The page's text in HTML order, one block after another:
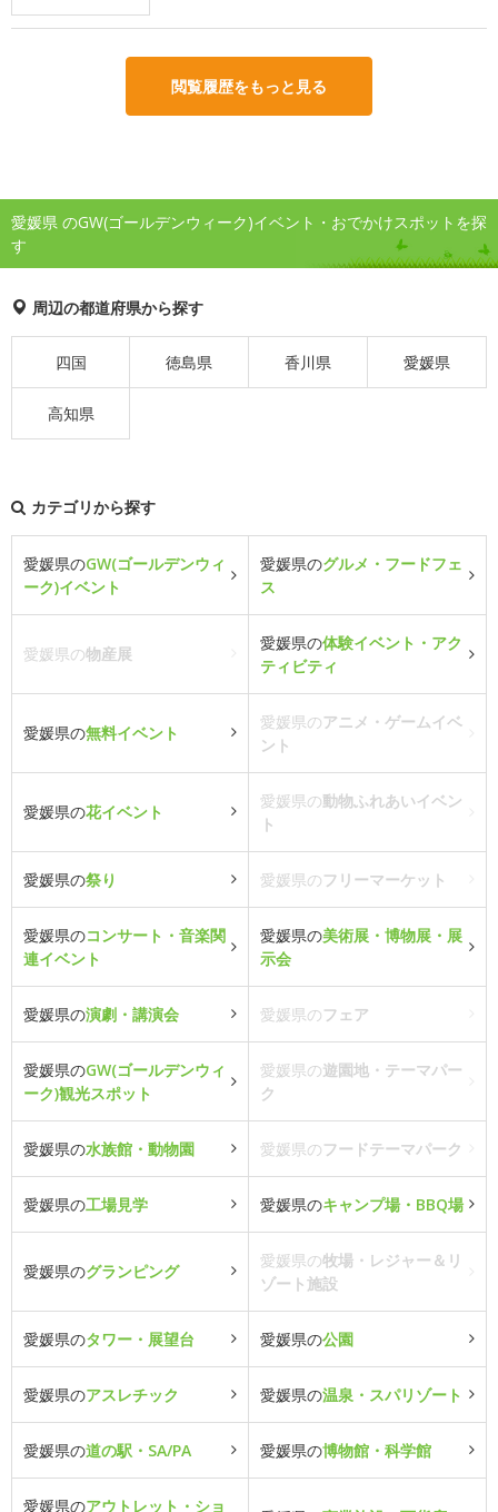
閲覧履歴をもっと見る
愛媛県 のGW(ゴールデンウィーク)イベント・おでかけスポットを探
す
周辺の都道府県から探す
四国 徳島県 香川県 愛媛県
高知県
カテゴリから探す
愛媛県のGW(ゴールデンウィ
ーク)イベント
愛媛県のグルメ・フードフェ
ス
愛媛県の物産展
愛媛県の体験イベント・アク
ティビティ
愛媛県の無料イベント
愛媛県のアニメ・ゲームイベ
ント
愛媛県の花イベント
愛媛県の動物ふれあいイベン
ト
愛媛県の祭り 愛媛県のフリーマーケット
愛媛県のコンサート・音楽関
連イベント
愛媛県の美術展・博物展・展
示会
愛媛県の演劇・講演会 愛媛県のフェア
愛媛県のGW(ゴールデンウィ
ーク)観光スポット
愛媛県の遊園地・テーマパー
ク
愛媛県の水族館・動物園 愛媛県のフードテーマパーク
愛媛県の工場見学 愛媛県のキャンプ場・BBQ場
愛媛県のグランピング
愛媛県の牧場・レジャー＆リ
ゾート施設
愛媛県のタワー・展望台 愛媛県の公園
愛媛県のアスレチック 愛媛県の温泉・スパリゾート
愛媛県の道の駅・SA/PA 愛媛県の博物館・科学館
愛媛県のアウトレット・ショ